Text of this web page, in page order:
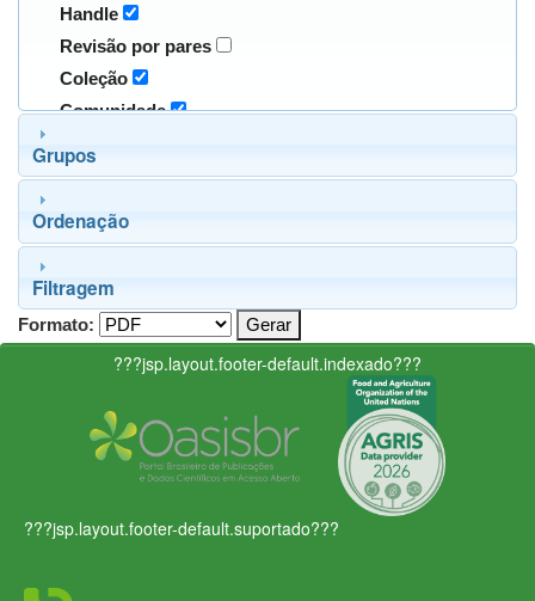
Handle
Revisão por pares
Coleção
Comunidade
Grupos
Ordenação
Filtragem
Formato:
???jsp.layout.footer-default.indexado???
???jsp.layout.footer-default.suportado???